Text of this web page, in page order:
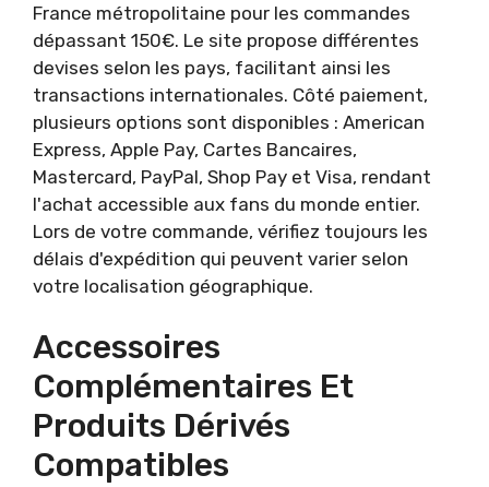
France métropolitaine pour les commandes
dépassant 150€. Le site propose différentes
devises selon les pays, facilitant ainsi les
transactions internationales. Côté paiement,
plusieurs options sont disponibles : American
Express, Apple Pay, Cartes Bancaires,
Mastercard, PayPal, Shop Pay et Visa, rendant
l'achat accessible aux fans du monde entier.
Lors de votre commande, vérifiez toujours les
délais d'expédition qui peuvent varier selon
votre localisation géographique.
Accessoires
Complémentaires Et
Produits Dérivés
Compatibles